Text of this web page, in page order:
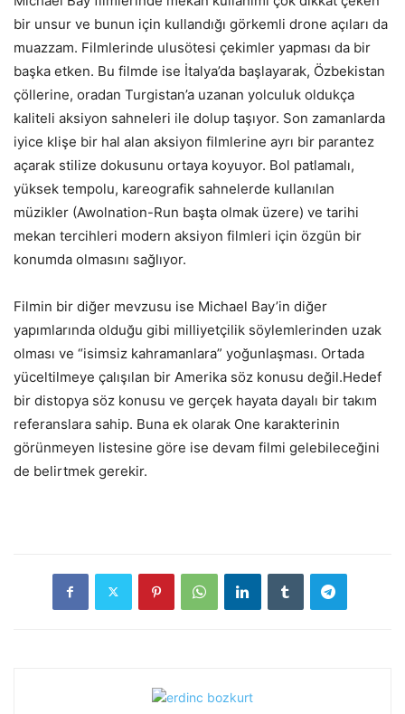
bir unsur ve bunun için kullandığı görkemli drone açıları da
muazzam. Filmlerinde ulusötesi çekimler yapması da bir
başka etken. Bu filmde ise İtalya’da başlayarak, Özbekistan
çöllerine, oradan Turgistan’a uzanan yolculuk oldukça
kaliteli aksiyon sahneleri ile dolup taşıyor. Son zamanlarda
iyice klişe bir hal alan aksiyon filmlerine ayrı bir parantez
açarak stilize dokusunu ortaya koyuyor. Bol patlamalı,
yüksek tempolu, kareografik sahnelerde kullanılan
müzikler (Awolnation-Run başta olmak üzere) ve tarihi
mekan tercihleri modern aksiyon filmleri için özgün bir
konumda olmasını sağlıyor.
Filmin bir diğer mevzusu ise Michael Bay’in diğer
yapımlarında olduğu gibi milliyetçilik söylemlerinden uzak
olması ve “isimsiz kahramanlara” yoğunlaşması. Ortada
yüceltilmeye çalışılan bir Amerika söz konusu değil.Hedef
bir distopya söz konusu ve gerçek hayata dayalı bir takım
referanslara sahip. Buna ek olarak One karakterinin
görünmeyen listesine göre ise devam filmi gelebileceğini
de belirtmek gerekir.